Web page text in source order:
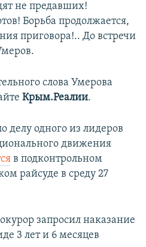
не предавших!
Борьба продолжается,
приговора!.. До встречи
слова Умерова
Крым.Реалии.
делу одного из лидеров
движения
в подконтрольном
райсуде в среду 27
запросил наказание
3 лет и 6 месяцев